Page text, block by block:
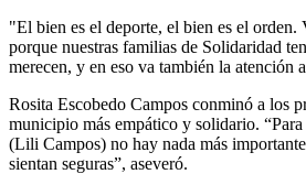
"El bien es el deporte, el bien es el orden.
porque nuestras familias de Solidaridad
merecen, y en eso va también la atención
Rosita Escobedo Campos conminó a los
municipio más empático y solidario.
(Lili Campos) no hay nada más
sientan seguras”, aseveró.